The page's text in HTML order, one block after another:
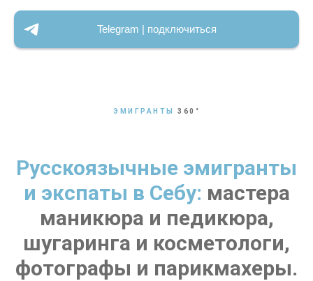
Telegram | подключиться
ЭМИГРАНТЫ 360 °
Русскоязычные эмигранты
и экспаты в Себу: мастера
маникюра и педикюра,
шугаринга и косметологи,
фотографы и парикмахеры.